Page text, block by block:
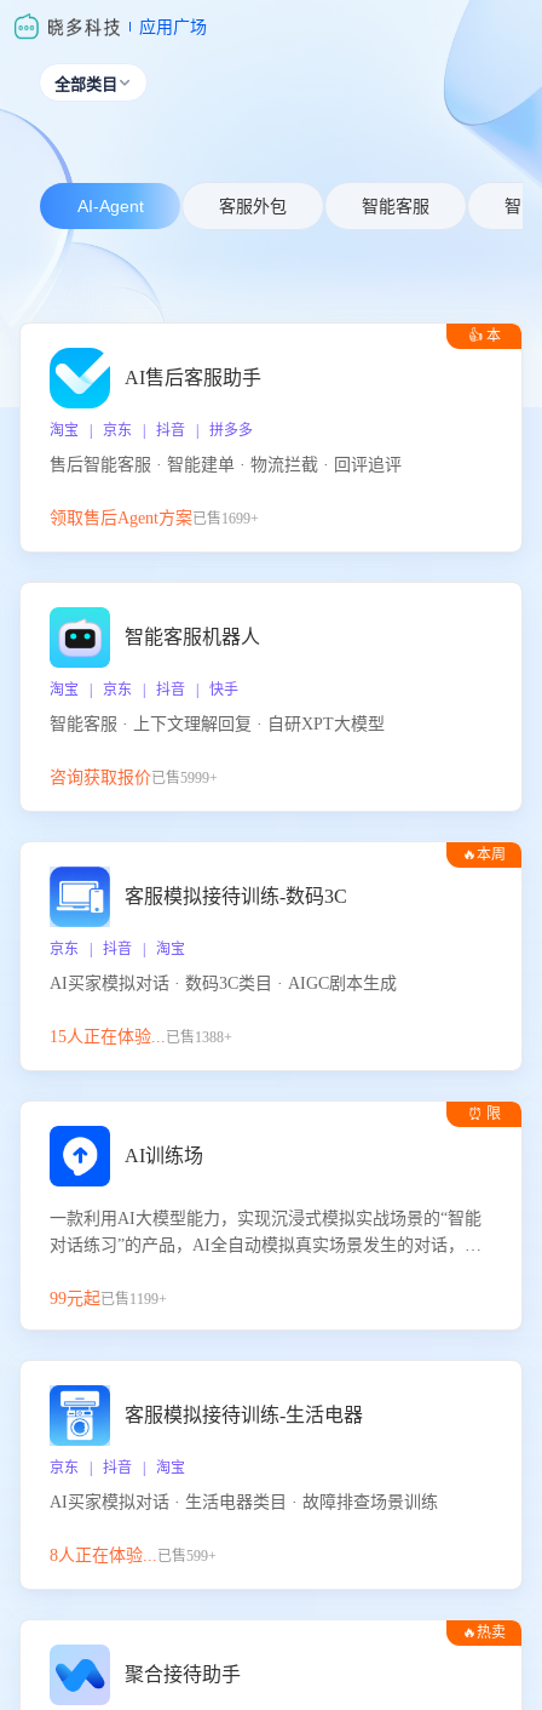
应用广场
全部类目 
AI-Agent 客服外包 智能客服 智能
👍 本
AI售后客服助手
淘宝 | 京东 | 抖音 | 拼多多
售后智能客服 · 智能建单 · 物流拦截 · 回评追评
领取售后Agent方案已售1699+
智能客服机器人
淘宝 | 京东 | 抖音 | 快手
智能客服 · 上下文理解回复 · 自研XPT大模型
咨询获取报价已售5999+
🔥本周
客服模拟接待训练-数码3C
京东 | 抖音 | 淘宝
AI买家模拟对话 · 数码3C类目 · AIGC剧本生成
15人正在体验...已售1388+
⏰ 限
AI训练场
一款利用AI大模型能力，实现沉浸式模拟实战场景的“智能
对话练习”的产品，AI全自动模拟真实场景发生的对话，企
服能力。
99元起已售1199+
客服模拟接待训练-生活电器
京东 | 抖音 | 淘宝
AI买家模拟对话 · 生活电器类目 · 故障排查场景训练
8人正在体验...已售599+
🔥热卖
聚合接待助手